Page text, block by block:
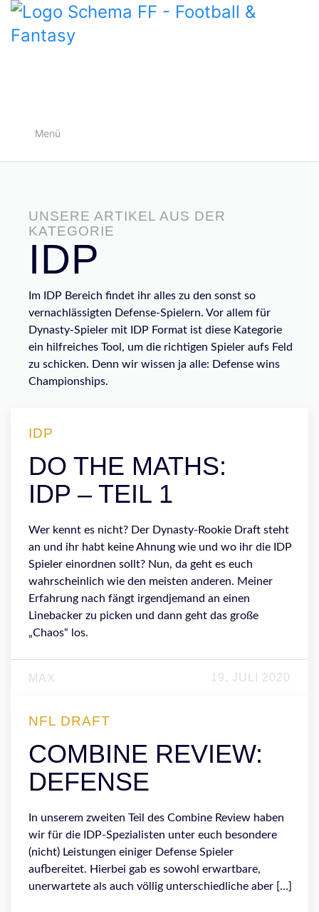
Menü
UNSERE ARTIKEL AUS DER
KATEGORIE
IDP
Im IDP Bereich findet ihr alles zu den sonst so
vernachlässigten Defense-Spielern. Vor allem für
Dynasty-Spieler mit IDP Format ist diese Kategorie
ein hilfreiches Tool, um die richtigen Spieler aufs Feld
zu schicken. Denn wir wissen ja alle: Defense wins
Championships.
IDP
DO THE MATHS:
IDP – TEIL 1
Wer kennt es nicht? Der Dynasty-Rookie Draft steht
an und ihr habt keine Ahnung wie und wo ihr die IDP
Spieler einordnen sollt? Nun, da geht es euch
wahrscheinlich wie den meisten anderen. Meiner
Erfahrung nach fängt irgendjemand an einen
Linebacker zu picken und dann geht das große
„Chaos“ los.
MAX 19. JULI 2020
NFL DRAFT
COMBINE REVIEW:
DEFENSE
In unserem zweiten Teil des Combine Review haben
wir für die IDP-Spezialisten unter euch besondere
(nicht) Leistungen einiger Defense Spieler
aufbereitet. Hierbei gab es sowohl erwartbare,
unerwartete als auch völlig unterschiedliche aber […]